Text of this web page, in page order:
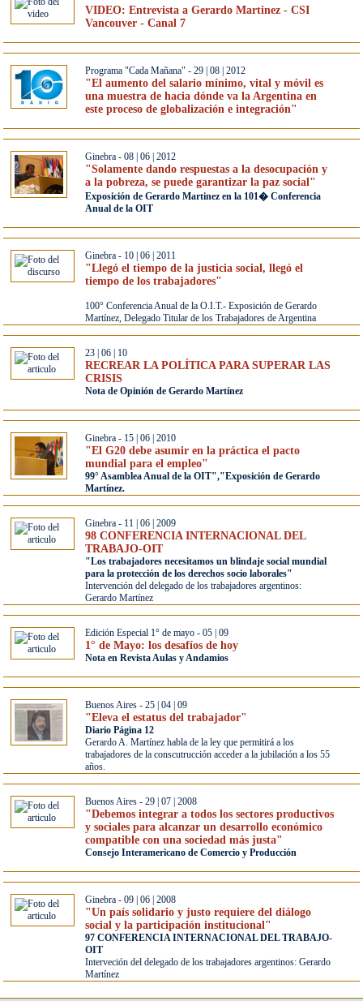
VIDEO: Entrevista a Gerardo Martinez - CSI
Vancouver - Canal 7
Programa "Cada Mañana" - 29 | 08 | 2012
"El aumento del salario mínimo, vital y móvil es
una muestra de hacia dónde va la Argentina en
este proceso de globalización e integración"
Ginebra - 08 | 06 | 2012
"Solamente dando respuestas a la desocupación y
a la pobreza, se puede garantizar la paz social"
Exposición de Gerardo Martinez en la 101� Conferencia
Anual de la OIT
Ginebra - 10 | 06 | 2011
"Llegó el tiempo de la justicia social, llegó el
tiempo de los trabajadores"
100° Conferencia Anual de la O.I.T.- Exposición de Gerardo
Martínez, Delegado Titular de los Trabajadores de Argentina
23 | 06 | 10
RECREAR LA POLÍTICA PARA SUPERAR LAS
CRISIS
Nota de Opinión de Gerardo Martínez
Ginebra - 15 | 06 | 2010
"El G20 debe asumir en la práctica el pacto
mundial para el empleo"
99° Asamblea Anual de la OIT","Exposición de Gerardo
Martínez.
Ginebra - 11 | 06 | 2009
98 CONFERENCIA INTERNACIONAL DEL
TRABAJO-OIT
"Los trabajadores necesitamos un blindaje social mundial
para la protección de los derechos socio laborales"
Intervención del delegado de los trabajadores argentinos:
Gerardo Martínez
Edición Especial 1° de mayo - 05 | 09
1° de Mayo: los desafíos de hoy
Nota en Revista Aulas y Andamios
Buenos Aires - 25 | 04 | 09
"Eleva el estatus del trabajador"
Diario Página 12
Gerardo A. Martínez habla de la ley que permitirá a los
trabajadores de la conscutrucción acceder a la jubilación a los 55
años.
Buenos Aires - 29 | 07 | 2008
"Debemos integrar a todos los sectores productivos
y sociales para alcanzar un desarrollo económico
compatible con una sociedad más justa"
Consejo Interamericano de Comercio y Producción
Ginebra - 09 | 06 | 2008
"Un país solidario y justo requiere del diálogo
social y la participación institucional"
97 CONFERENCIA INTERNACIONAL DEL TRABAJO-
OIT
Interveción del delegado de los trabajadores argentinos: Gerardo
Martínez